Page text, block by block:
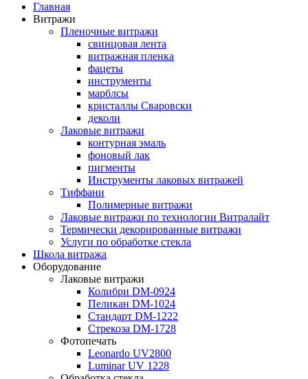
Главная
Витражи
Пленочные витражи
свинцовая лента
витражная пленка
фацеты
инструменты
марблсы
кристаллы Сваровски
деколи
Лаковые витражи
контурная эмаль
фоновый лак
пигменты
Инструменты лаковых витражей
Тиффани
Полимерные витражи
Лаковые витражи по технологии Витралайт
Термически декорированные витражи
Услуги по обработке стекла
Школа витража
Оборудование
Лаковые витражи
Колибри DM-0924
Пеликан DM-1024
Стандарт DM-1222
Стрекоза DM-1728
Фотопечать
Leonardo UV2800
Luminar UV 1228